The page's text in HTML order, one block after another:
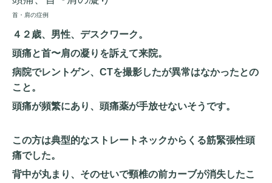
首・肩の症例
４２歳、男性、デスクワーク。
頭痛と首〜肩の凝りを訴えて来院。
病院でレントゲン、CTを撮影したが異常はなかったとの
こと。
頭痛が頻繁にあり、頭痛薬が手放せないそうです。
この方は典型的なストレートネックからくる筋緊張性頭
痛でした。
背中が丸まり、そのせいで頸椎の前カーブが消失したこ